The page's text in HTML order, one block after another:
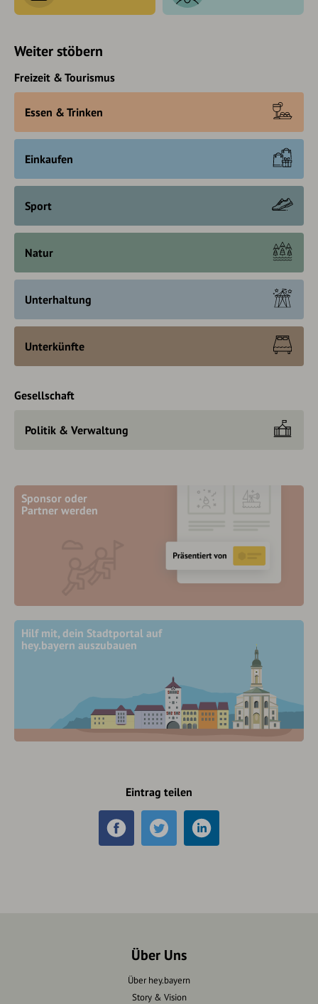
Weiter stöbern
Freizeit & Tourismus
Essen & Trinken
Einkaufen
Sport
Natur
Unterhaltung
Unterkünfte
Gesellschaft
Politik & Verwaltung
Sponsor oder
Partner werden
Hilf mit, dein Stadtportal auf
hey.bayern auszubauen
Eintrag teilen
Über Uns
Über hey.bayern
Story & Vision